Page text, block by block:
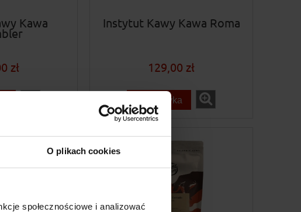
O plikach cookies
społecznościowe i analizować
Kawa
zł
Instytut Kawy Kawa Roma
129,00 zł
do koszyka